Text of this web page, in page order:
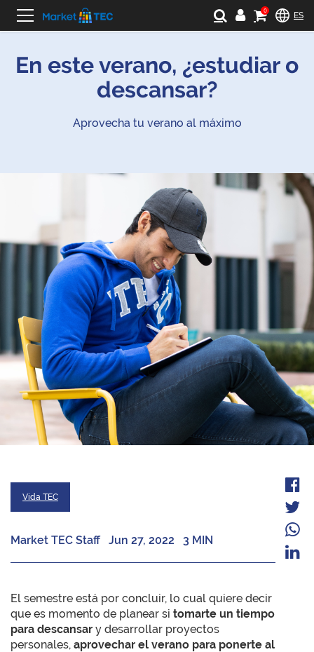
0 ES
En este verano, ¿estudiar o
descansar?
Aprovecha tu verano al máximo
Vida TEC
Market TEC Staff Jun 27, 2022 3 MIN
El semestre está por concluir, lo cual quiere decir
que es momento de planear si tomarte un tiempo
para descansar y desarrollar proyectos
personales, aprovechar el verano para ponerte al